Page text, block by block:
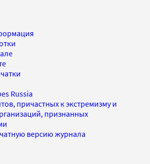
Russia
причастных к экстремизму и
признанных
версию журнала